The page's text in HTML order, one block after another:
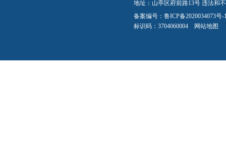
地址：山亭区府前路13号 违法和
备案编号： 鲁ICP备2020034073号-
标识码：3704060004 网站地图